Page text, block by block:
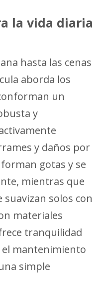
la vida diaria
hasta las cenas
aborda los
un
y
y daños por
gotas y se
mientras que
suavizan solos con
materiales
tranquilidad
mantenimiento
simple